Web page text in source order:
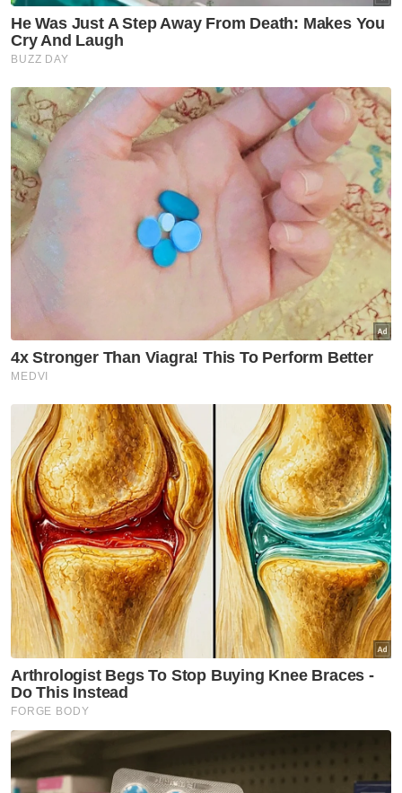
Ramadan yang penuh keberkatan.
Titah baginda, keputusan ini turut
dipersetujui dan diluluskan kerajaan negeri
dalam Mesyuarat Majlis Mesyuarat Kerajaan
Negeri yang bersidang pada 5 Februari lalu.
Berita Telus & Tulus menerusi E-Mel setiap
Muat turun aplikasi Sinar Harian.Klik di sini!
Perak
Penjawat Awam
Ramadan
Artikel Disyorkan